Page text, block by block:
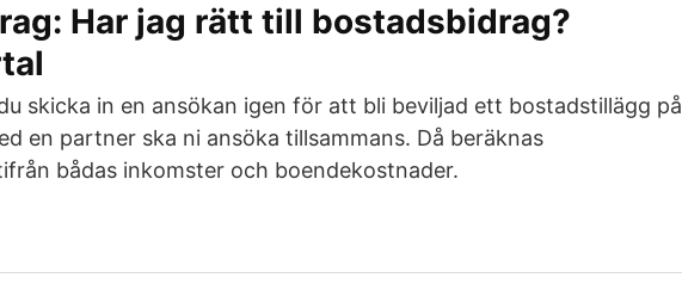
Har jag rätt till bostadsbidrag?
skicka in en ansökan igen för att bli beviljad ett bostadstillägg på
en partner ska ni ansöka tillsammans. Då beräknas
bådas inkomster och boendekostnader.